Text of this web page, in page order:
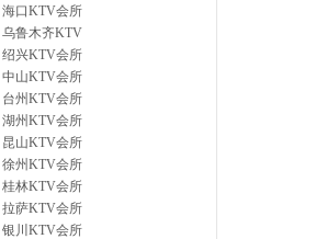
海口KTV会所
乌鲁木齐KTV
绍兴KTV会所
中山KTV会所
台州KTV会所
湖州KTV会所
昆山KTV会所
徐州KTV会所
桂林KTV会所
拉萨KTV会所
银川KTV会所